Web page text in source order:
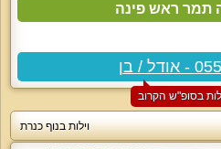
תמר ראש פינה
/ בן
וילות בנוף כנרת